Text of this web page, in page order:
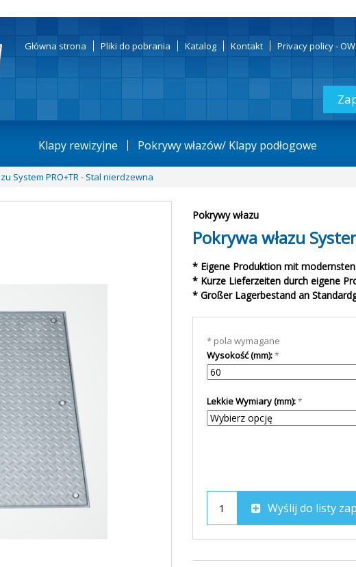
Główna strona Pliki do pobrania Katalog Kontakt Privacy policy -
Klapy rewizyjne Pokrywy włazów/ Klapy podłogowe
System PRO+TR - Stal nierdzewna
Pokrywy włazu
Pokrywa włazu
* Eigene Produktion mit
* Kurze Lieferzeiten durch eigene
* Großer Lagerbestand an
* pola wymagane
Wysokość (mm):
Lekkie Wymiary (mm):
Wyślij do listy